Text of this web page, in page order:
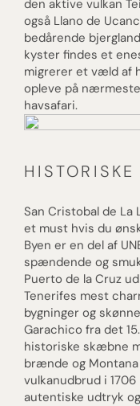
den aktive vulkan
også Llano de
bedårende
kyster findes et
migrerer et væld af
opleve på
havsafari.
HISTORISKE
San Cristobal de La
et must hvis du
Byen er en del af
spændende og
Puerto de la Cruz
Tenerifes mest
bygninger og
Garachico fra det
historiske skæbne
brænde og
vulkanudbrud i
autentiske udtryk